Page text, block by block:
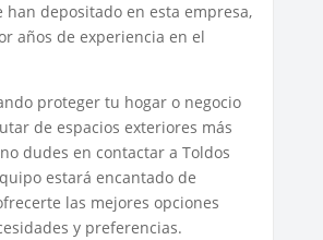
han depositado en esta empresa,
años de experiencia en el
proteger tu hogar o negocio
de espacios exteriores más
dudes en contactar a Toldos
estará encantado de
las mejores opciones
y preferencias.